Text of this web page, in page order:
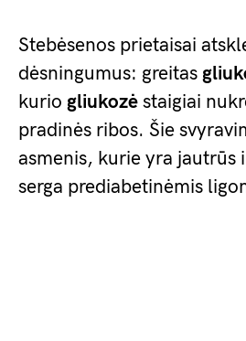
Stebėsenos prietaisai
dėsningumus: greitas
kurio gliukozė staigiai
pradinės ribos. Šie
asmenis, kurie yra jautrūs
serga prediabetinėmis